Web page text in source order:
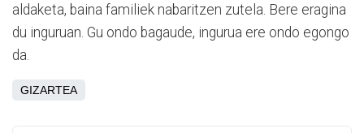
aldaketa, baina familiek nabaritzen zutela. Bere eragina
du inguruan. Gu ondo bagaude, ingurua ere ondo egongo
da.
GIZARTEA